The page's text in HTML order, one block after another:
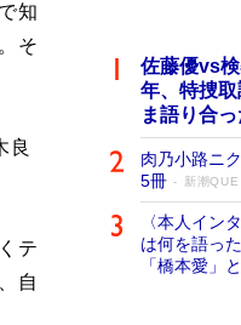
知
そ
良
テ
自
佐藤優vs
年、特捜
ま語り合
肉乃小路ニ
5冊
新潮QUE
〈本人イン
は何を語っ
「橋本愛」